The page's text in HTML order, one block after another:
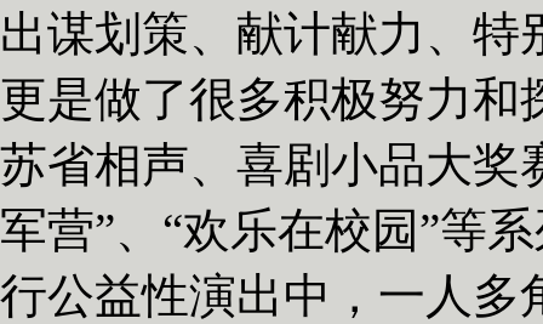
出谋划策、献计献力、
更是做了很多积极努力和
苏省相声、喜剧小品大奖
军营”、“欢乐在校园”等
行公益性演出中，一人多